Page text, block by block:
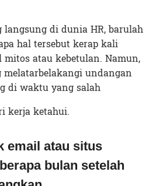
langsung di dunia HR, barulah
hal tersebut kerap kali
atau kebetulan. Namun,
undangan
di waktu yang salah
kerja ketahui.
email atau situs
bulan setelah